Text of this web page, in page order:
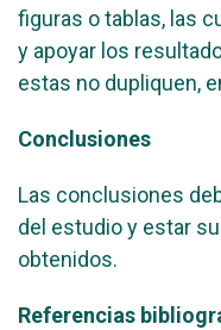
figuras o tablas, las
y apoyar los
estas no dupliquen,
Conclusiones
Las conclusiones
del estudio y estar
obtenidos.
Referencias